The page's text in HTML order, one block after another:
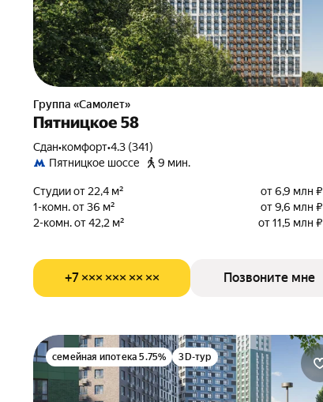
Группа «Самолет»
Пятницкое 58
Сдан•комфорт•4.3 (341)
Пятницкое шоссе
9 мин.
Студии от 22,4 м²
от 6,9 млн ₽
1-комн. от 36 м²
от 9,6 млн ₽
2-комн. от 42,2 м²
от 11,5 млн ₽
+7 ××× ××× ×× ×× Позвоните мне
семейная ипотека 5.75% 3D-тур